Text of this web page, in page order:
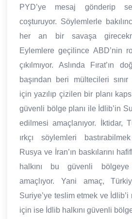
PYD’ye mesaj gönderip
coşturuyor. Söylemlerle
her an bir savaşa
Eylemlere geçilince ABD’nin
çıkılmıyor. Aslında Fırat’ın
başından beri mültecileri sınır
için yazılıp çizilen bir planı
güvenli bölge planı ile İdlib’in
edilmesi amaçlanıyor. İktidar,
ırkçı söylemleri
Rusya ve İran’ın baskılarını
halkını bu güvenli
amaçlıyor. Yani amaç,
Suriye’ye teslim etmek ve
için ise İdlib halkını güvenli